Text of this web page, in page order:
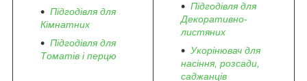
Підгодівля для
Кімнатних
Підгодівля для
Томатів і перцю
Підгодівля для
Декоративно-
листяних
Укорінювач для
насіння, розсади,
саджанців